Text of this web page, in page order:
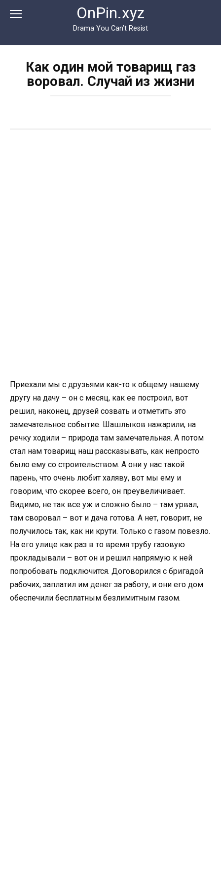
OnPin.xyz
Drama You Can’t Resist
Как один мой товарищ газ
воровал. Случай из жизни
Приехали мы с друзьями как-то к общему нашему
другу на дачу – он с месяц, как ее построил, вот
решил, наконец, друзей созвать и отметить это
замечательное событие. Шашлыков нажарили, на
речку ходили – природа там замечательная. А потом
стал нам товарищ наш рассказывать, как непросто
было ему со строительством. А они у нас такой
парень, что очень любит халяву, вот мы ему и
говорим, что скорее всего, он преувеличивает.
Видимо, не так все уж и сложно было – там урвал,
там своровал – вот и дача готова. А нет, говорит, не
получилось так, как ни крути. Только с газом повезло.
На его улице как раз в то время трубу газовую
прокладывали – вот он и решил напрямую к ней
попробовать подключится. Договорился с бригадой
рабочих, заплатил им денег за работу, и они его дом
обеспечили бесплатным безлимитным газом.